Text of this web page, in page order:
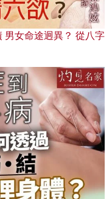
男女命途迥異？ 從八字